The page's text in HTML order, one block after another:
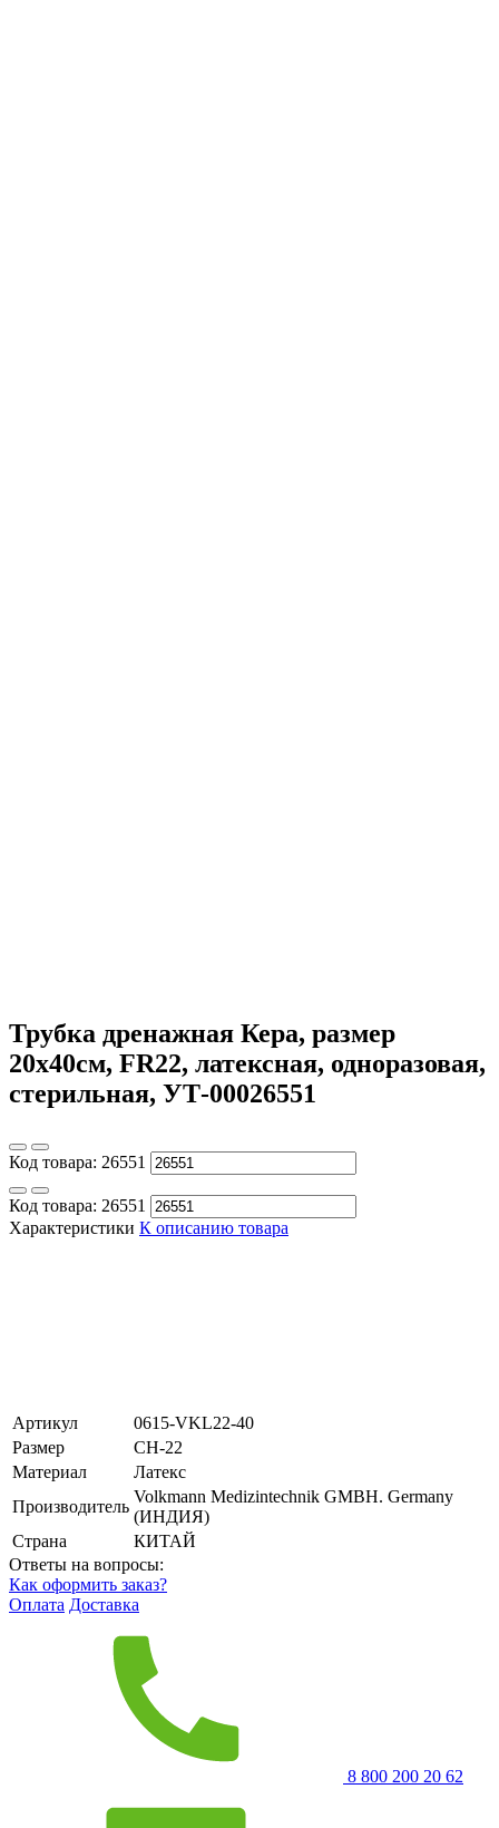
Трубка дренажная Кера, размер
20х40см, FR22, латексная, одноразовая,
стерильная, УТ-00026551
Код товара: 26551
Код товара: 26551
Характеристики К описанию товара
Артикул
0615-VKL22-40
Размер
CH-22
Материал
Латекс
Производитель
Volkmann Medizintechnik GMBH. Germany
(ИНДИЯ)
Страна
КИТАЙ
Ответы на вопросы:
Как оформить заказ?
Оплата Доставка
8 800 200 20 62